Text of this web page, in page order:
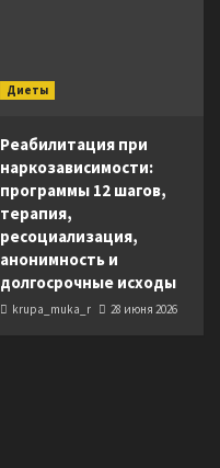
Диеты
Реабилитация при
наркозависимости:
программы 12 шагов,
терапия,
ресоциализация,
анонимность и
долгосрочные исходы
krupa_muka_r 28 июня 2026